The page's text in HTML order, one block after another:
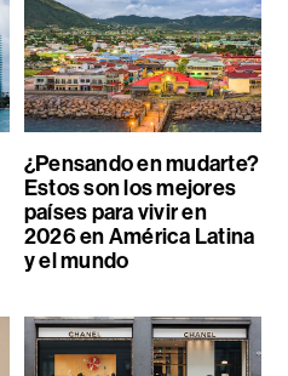
¿Pensando en mudarte?
Estos son los mejores
países para vivir en
2026 en América Latina
y el mundo